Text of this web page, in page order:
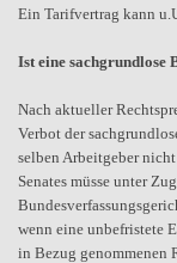
Ein Tarifvertrag kann
Ist eine sachgrundlose
Nach aktueller
Verbot der
selben Arbeitgeber
Senates müsse unter
wenn eine unbefristete
in Bezug genommenen